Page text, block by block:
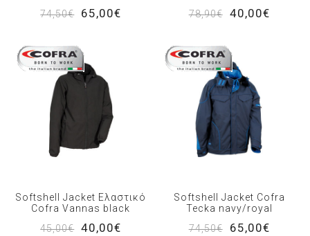
74,50€
65,00€ 78,90€ 40,00€
Softshell Jacket Ελαστικό
Cofra Vannas black
45,00€
40,00€
Softshell Jacket Cofra
Tecka navy/royal
74,50€
65,00€